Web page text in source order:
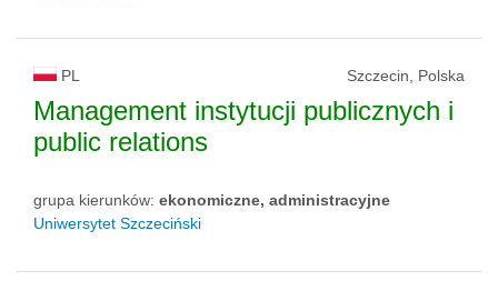
PL Szczecin, Polska
Management instytucji publicznych i
public relations
grupa kierunków: ekonomiczne, administracyjne
Uniwersytet Szczeciński